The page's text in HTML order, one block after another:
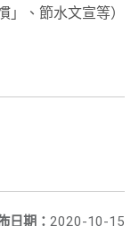
」、節水文宣等）
日期： 2020-10-15